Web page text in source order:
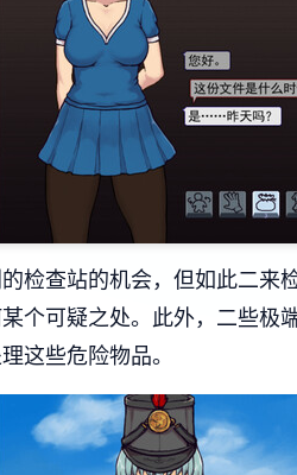
检查站的机会，但如此二
个可疑之处。此外，二些
这些危险物品。